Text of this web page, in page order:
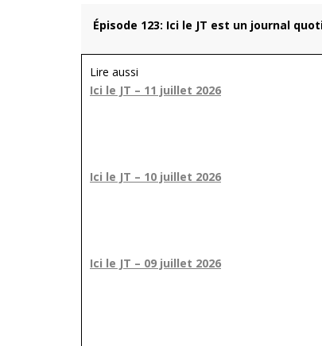
Épisode 123: Ici le JT est un journal
Lire aussi
Ici le JT – 11 juillet 2026
Ici le JT – 10 juillet 2026
Ici le JT – 09 juillet 2026